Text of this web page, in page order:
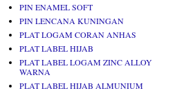
PIN ENAMEL SOFT
PIN LENCANA KUNINGAN
PLAT LOGAM CORAN ANHAS
PLAT LABEL HIJAB
PLAT LABEL LOGAM ZINC ALLOY
WARNA
PLAT LABEL HIJAB ALMUNIUM